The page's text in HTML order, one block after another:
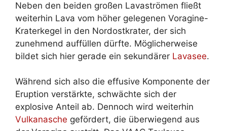
Neben den beiden großen Lavaströmen fließt
weiterhin Lava vom höher gelegenen Voragine-
Kraterkegel in den Nordostkrater, der sich
zunehmend auffüllen dürfte. Möglicherweise
bildet sich hier gerade ein sekundärer Lavasee.
Während sich also die effusive Komponente der
Eruption verstärkte, schwächte sich der
explosive Anteil ab. Dennoch wird weiterhin
Vulkanasche gefördert, die überwiegend aus